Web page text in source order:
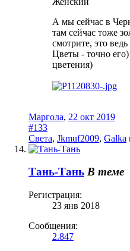
А мы сейчас в
там сейчас тоже
смотрите, это
Цветы - точно
цветения)
Маргола, 22 окт 2019
#133
Света, Jkmuf2009, Galka
Тань-Тань В теме
Регистрация:
23 янв 2018
Сообщения:
2.847